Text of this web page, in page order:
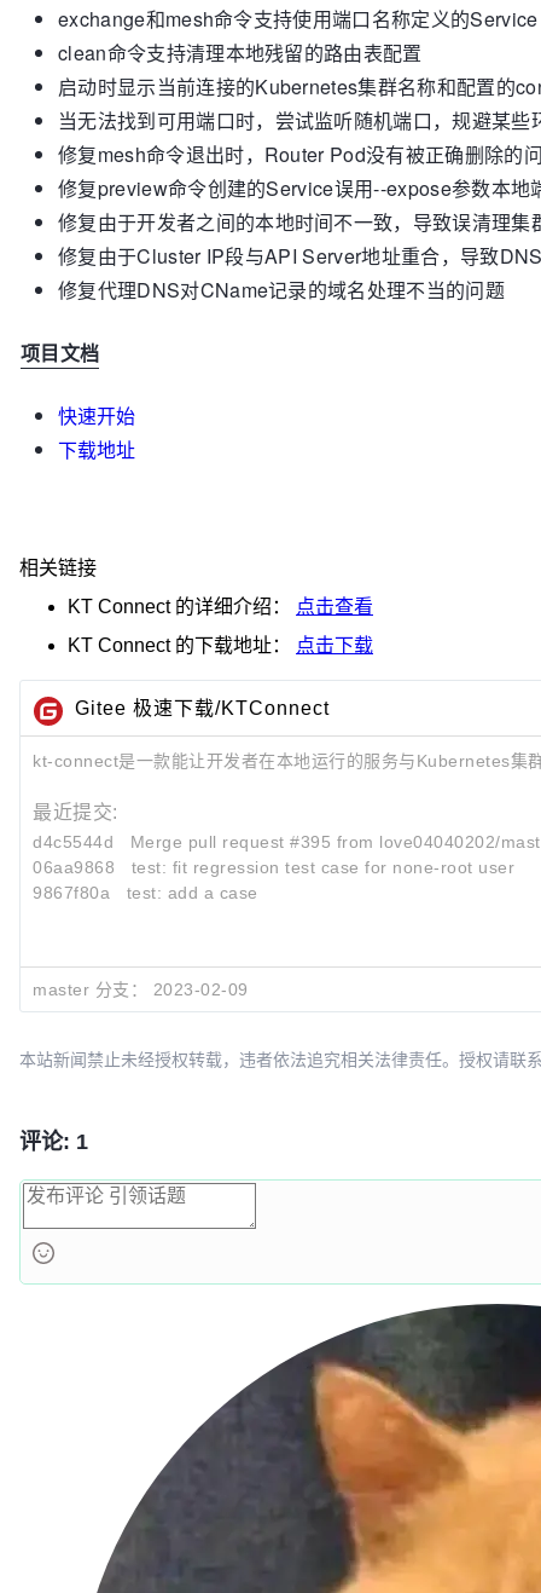
exchange和mesh命令支持使用端口名称定义的
clean命令支持清理本地残留的路由表配置
启动时显示当前连接的Kubernetes集群名称和配置的
当无法找到可用端口时，尝试监听随机端口，规避某
修复mesh命令退出时，Router Pod没有被正确删除的
修复preview命令创建的Service误用--expose参数本地
修复由于开发者之间的本地时间不一致，导致误清理集
修复由于Cluster IP段与API Server地址重合，导致
修复代理DNS对CName记录的域名处理不当的问题
项目文档
快速开始
下载地址
相关链接
KT Connect的详细介绍：
点击查看
KT Connect的下载地址： 点击下载
Gitee 极速下载/KTConnect
kt-connect是一款能让开发者在本地运行的服务与Kubernetes集
最近提交:
d4c5544d
Merge pull request #395 from love04040202/
06aa9868
test: fit regression test case for none-root user
9867f80a
test: add a case
master 分支： 2023-02-09
本站新闻禁止未经授权转载，违者依法追究相关法律责任。授权请联
评论: 1